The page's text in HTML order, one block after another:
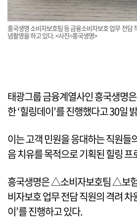
흥국생명 소비자보호팀 등 금융소비자보호 업무 전담
념촬영을 하고 있다. <사진=흥국생명>
태광그룹 금융계열사인 흥국생명
한 ‘힐링데이’를 진행했다고 30일
이는 고객 민원을 응대하는 직원들
음 치유를 목적으로 기획된 힐링 프
흥국생명은 △소비자보호팀 △보
비자보호 업무 전담 직원의 격려 차
이’를 진행하고 있다.